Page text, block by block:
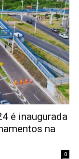
é inaugurada
na
0